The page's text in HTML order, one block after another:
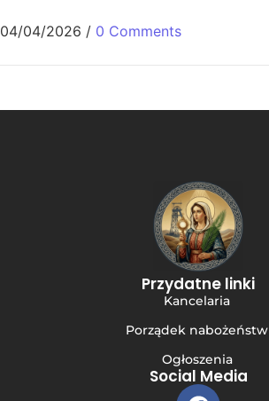
04/04/2026 / 0 Comments
Przydatne linki
Kancelaria
Porządek nabożeństw
Ogłoszenia
Social Media